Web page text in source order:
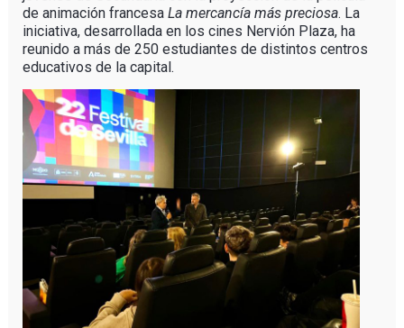
de animación francesa La mercancía más preciosa. La
iniciativa, desarrollada en los cines Nervión Plaza, ha
reunido a más de 250 estudiantes de distintos centros
educativos de la capital.